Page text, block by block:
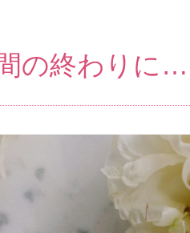
の終わりに…